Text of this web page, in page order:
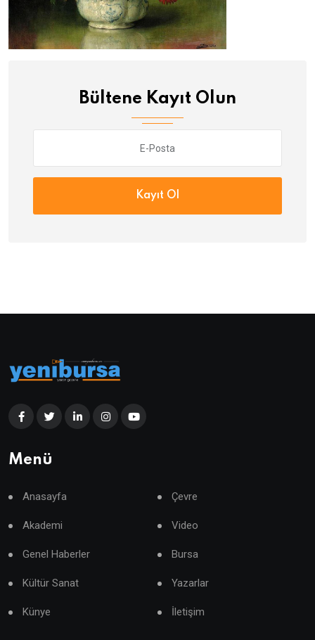
Bültene Kayıt Olun
Kayıt Ol
Menü
Anasayfa Çevre
Akademi Video
Genel Haberler Bursa
Kültür Sanat Yazarlar
Künye İletişim